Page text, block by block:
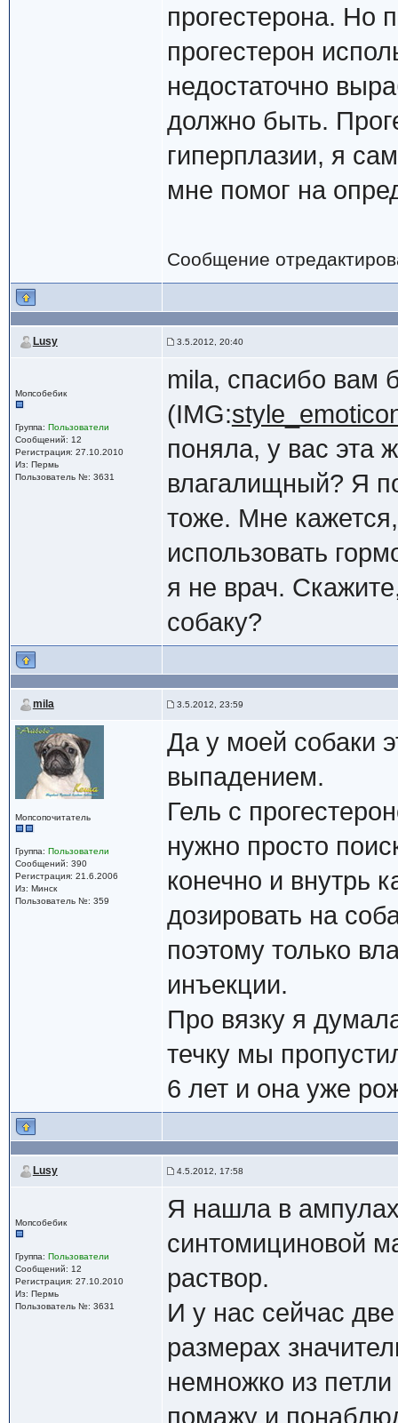
прогестерона. Но
прогестерон
недостаточно
должно быть.
гиперплазии, я
мне помог на
Сообщение
Lusy 3.5.2012, 20:40
Мопсобебик
Группа: Пользователи
Сообщений: 12
Регистрация: 27.10.2010
Из: Пермь
Пользователь №: 3631
mila, спасибо вам
(IMG:
поняла, у вас эта
влагалищный? Я
тоже. Мне
использовать
я не врач.
собаку?
mila 3.5.2012, 23:59
Мопсопочитатель
Группа: Пользователи
Сообщений: 390
Регистрация: 21.6.2006
Из: Минск
Пользователь №: 359
Да у моей собаки
выпадением.
Гель с
нужно просто
конечно и внутрь
дозировать на
поэтому только
инъекции.
Про вязку я
течку мы
6 лет и она уже
Lusy 4.5.2012, 17:58
Мопсобебик
Группа: Пользователи
Сообщений: 12
Регистрация: 27.10.2010
Из: Пермь
Пользователь №: 3631
Я нашла в
синтомициновой
раствор.
И у нас сейчас
размерах
немножко из
помажу и